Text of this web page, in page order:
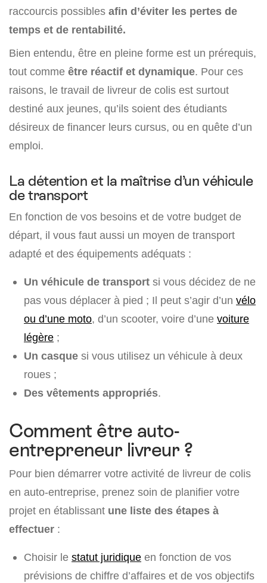
raccourcis possibles afin d’éviter les pertes de
temps et de rentabilité.
Bien entendu, être en pleine forme est un prérequis,
tout comme être réactif et dynamique. Pour ces
raisons, le travail de livreur de colis est surtout
destiné aux jeunes, qu’ils soient des étudiants
désireux de financer leurs cursus, ou en quête d’un
emploi.
La détention et la maîtrise d’un véhicule
de transport
En fonction de vos besoins et de votre budget de
départ, il vous faut aussi un moyen de transport
adapté et des équipements adéquats :
Un véhicule de transport si vous décidez de ne
pas vous déplacer à pied ; Il peut s’agir d’un vélo
ou d’une moto, d’un scooter, voire d’une voiture
légère ;
Un casque si vous utilisez un véhicule à deux
roues ;
Des vêtements appropriés.
Comment être auto-
entrepreneur livreur ?
Pour bien démarrer votre activité de livreur de colis
en auto-entreprise, prenez soin de planifier votre
projet en établissant une liste des étapes à
effectuer :
Choisir le statut juridique en fonction de vos
prévisions de chiffre d’affaires et de vos objectifs